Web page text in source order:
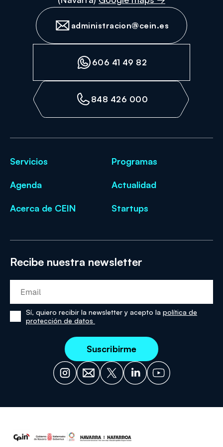
administracion@cein.es
606 41 49 82
848 426 000
Recibe nuestra newsletter
he
Sí, quiero recibir la newsletter y acepto la política de
protección de datos
Servicios Programas
Agenda Actualidad
Acerca de CEIN Startups